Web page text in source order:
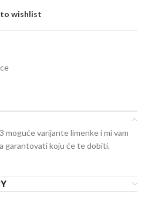
wishlist
moguće varijante limenke i mi vam
garantovati koju će te dobiti.